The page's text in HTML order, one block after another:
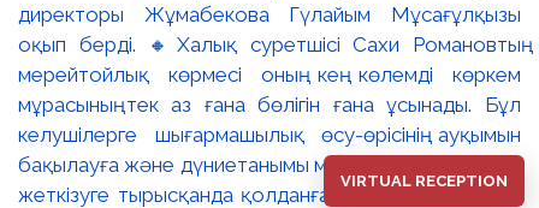
директоры Жұмабекова Гүлайым Мұсағұлқызы
оқып берді. 🔸Халық суретшісі Сахи Романовтың
мерейтойлық көрмесі оның кең көлемді көркем
мұрасының тек аз ғана бөлігін ғана ұсынады. Бұл
келушілерге шығармашылық өсу-өрісінің ауқымын
бақылауға және дүниетанымы мен сезімдерін толық
жеткізуге тырысқанда қолданған тақырыптары мен
VIRTUAL RECEPTION